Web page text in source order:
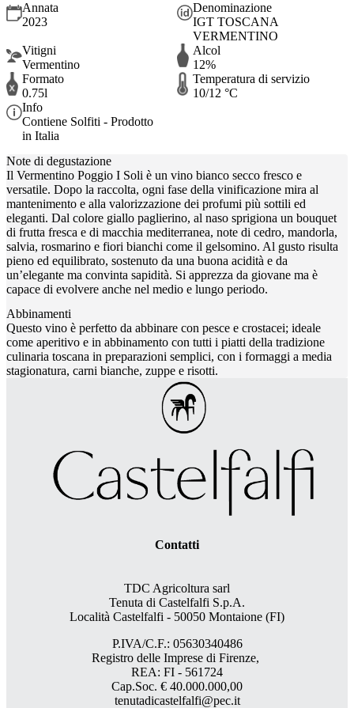
Annata
2023
Denominazione
IGT TOSCANA
VERMENTINO
Vitigni
Vermentino
Alcol
12%
Formato
0.75l
Temperatura di servizio
10/12 °C
Info
Contiene Solfiti - Prodotto
in Italia
Note di degustazione
Il Vermentino Poggio I Soli è un vino bianco secco fresco e
versatile. Dopo la raccolta, ogni fase della vinificazione mira al
mantenimento e alla valorizzazione dei profumi più sottili ed
eleganti. Dal colore giallo paglierino, al naso sprigiona un bouquet
di frutta fresca e di macchia mediterranea, note di cedro, mandorla,
salvia, rosmarino e fiori bianchi come il gelsomino. Al gusto risulta
pieno ed equilibrato, sostenuto da una buona acidità e da
un’elegante ma convinta sapidità. Si apprezza da giovane ma è
capace di evolvere anche nel medio e lungo periodo.
Abbinamenti
Questo vino è perfetto da abbinare con pesce e crostacei; ideale
come aperitivo e in abbinamento con tutti i piatti della tradizione
culinaria toscana in preparazioni semplici, con i formaggi a media
stagionatura, carni bianche, zuppe e risotti.
Contatti
TDC Agricoltura sarl
Tenuta di Castelfalfi S.p.A.
Località Castelfalfi - 50050 Montaione (FI)
P.IVA/C.F.: 05630340486
Registro delle Imprese di Firenze,
REA: FI - 561724
Cap.Soc. € 40.000.000,00
tenutadicastelfalfi@pec.it